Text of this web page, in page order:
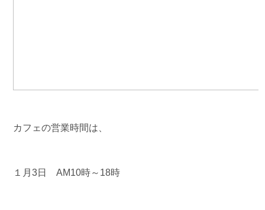
カフェの営業時間は、
１月3日 AM10時～18時